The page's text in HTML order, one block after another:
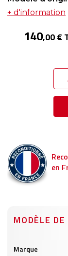
+ d'information
140,00 €
en
MODÈLE
produits
Marque